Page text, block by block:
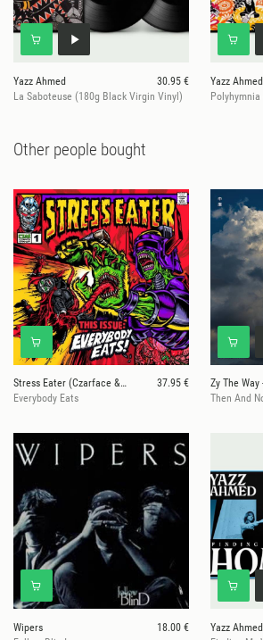
Yazz Ahmed
30.95 €
La Saboteuse (180g Black Virgin Vinyl)
Yazz Ahmed
Other people bought
Stress Eater (Czarface & Dr.Octagon)
37.95 €
Everybody Eats
Zy The
Then And
Wipers
18.00 €
Yazz Ahmed